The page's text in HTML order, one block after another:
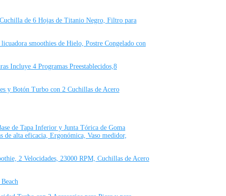
de 6 Hojas de Titanio Negro, Filtro para
smoothies de Hielo, Postre Congelado con
Incluye 4 Programas Preestablecidos,8
y Botón Turbo con 2 Cuchillas de Acero
de Tapa Inferior y Junta Tórica de Goma
alta eficacia, Ergonómica, Vaso medidor,
2 Velocidades, 23000 RPM, Cuchillas de Acero